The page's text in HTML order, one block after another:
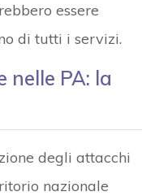
essere
di tutti i servizi.
PA: la
degli attacchi
nazionale